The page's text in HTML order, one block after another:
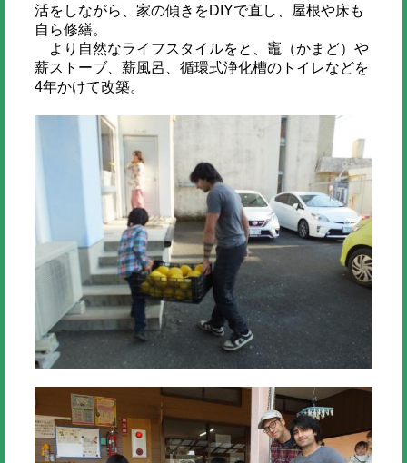
活をしながら、家の傾きをDIYで直し、屋根や床も
自ら修繕。
より自然なライフスタイルをと、竈（かまど）や
薪ストーブ、薪風呂、循環式浄化槽のトイレなどを
4年かけて改築。